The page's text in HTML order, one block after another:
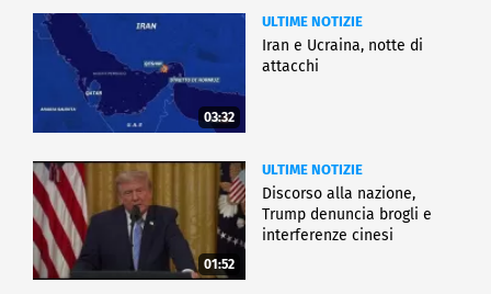
03:32
ULTIME NOTIZIE
Iran e Ucraina, notte di
attacchi
01:52
ULTIME NOTIZIE
Discorso alla nazione,
Trump denuncia brogli e
interferenze cinesi